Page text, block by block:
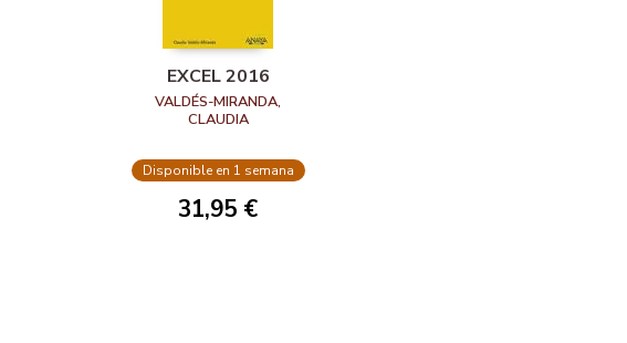
EXCEL 2016
VALDÉS-MIRANDA,
CLAUDIA
Disponible en 1 semana
31,95 €